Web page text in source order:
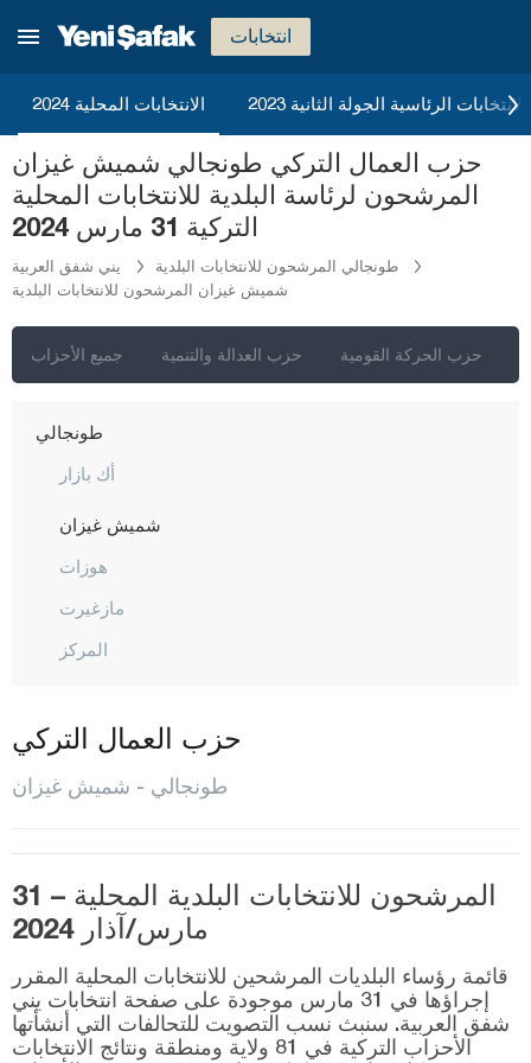
انتخابات
الانتخابات المحلية 2024 2023 الانتخابات الرئاسية الجولة الثانية
حزب العمال التركي طونجالي شميش غيزان
المرشحون لرئاسة البلدية للانتخابات المحلية
التركية 31 مارس 2024
يني شفق العربية
طونجالي المرشحون للانتخابات البلدية
شميش غيزان المرشحون للانتخابات البلدية
جميع الأحزاب حزب العدالة والتنمية حزب الحركة القومية
صامسون
سيرت
سينوب
شرناق
سيفاس
تكيرداغ
طرابزون
طونجالي
أك بازار
شميش غيزان
هوزات
مازغيرت
المركز
أوفاجيك
أوشاك
فان
يالوفا
يوزغات
زونغولداك
حزب العمال التركي
طونجالي - شميش غيزان
المرشحون للانتخابات البلدية المحلية – 31
مارس/آذار 2024
قائمة رؤساء البلديات المرشحين للانتخابات المحلية المقرر
إجراؤها في 31 مارس موجودة على صفحة انتخابات يني
شفق العربية. سنبث نسب التصويت للتحالفات التي أنشأتها
الأحزاب التركية في 81 ولاية ومنطقة ونتائج الانتخابات